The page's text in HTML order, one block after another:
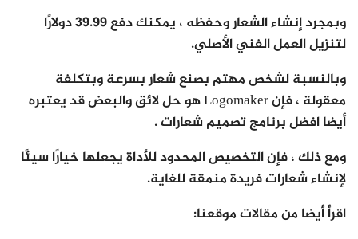
وبمجرد إنشاء الشعار وحفظه ، يمكنك دفع 39.99 دولارًا
لتنزيل العمل الفني الأصلي.
وبالنسبة لشخص مهتم بصنع شعار بسرعة وبتكلفة
معقولة ، فإن Logomaker هو حل لائق والبعض قد يعتبره
أيضا افضل برنامج تصميم شعارات .
ومع ذلك ، فإن التخصيص المحدود للأداة يجعلها خيارًا سيئًا
لإنشاء شعارات فريدة منمقة للغاية.
اقرأ أيضا من مقالات موقعنا: